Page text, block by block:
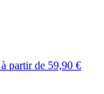
à partir de 59,90 €